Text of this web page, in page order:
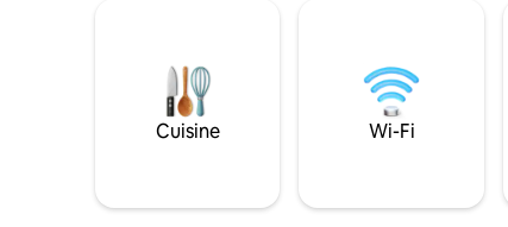
Cuisine Wi-Fi